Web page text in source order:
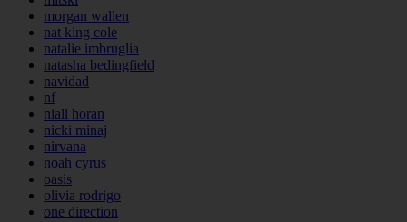
morgan wallen
nat king cole
natalie imbruglia
natasha bedingfield
navidad
nf
niall horan
nicki minaj
nirvana
noah cyrus
oasis
olivia rodrigo
one direction